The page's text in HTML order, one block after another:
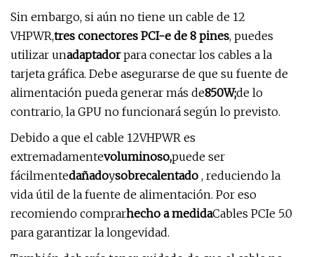
Sin embargo, si aún no tiene un cable de 12
VHPWR,tres conectores PCI-e de 8 pines, puedes
utilizar unadaptadorpara conectar los cables a la
tarjeta gráfica. Debe asegurarse de que su fuente de
alimentación pueda generar más de850W;de lo
contrario, la GPU no funcionará según lo previsto.
Debido a que el cable 12VHPWR es
extremadamentevoluminoso,puede ser
fácilmentedañadoysobrecalentado , reduciendo la
vida útil de la fuente de alimentación. Por eso
recomiendo comprarhecho a medidaCables PCIe 5.0
para garantizar la longevidad.